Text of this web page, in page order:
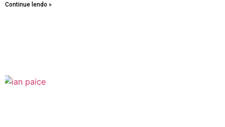
Continue lendo »